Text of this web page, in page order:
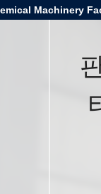
Machinery